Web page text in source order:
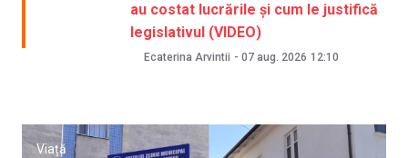
au costat lucrările și cum le justifică
legislativul (VIDEO)
Ecaterina Arvintii - 07 aug. 2026 12:10
Viață